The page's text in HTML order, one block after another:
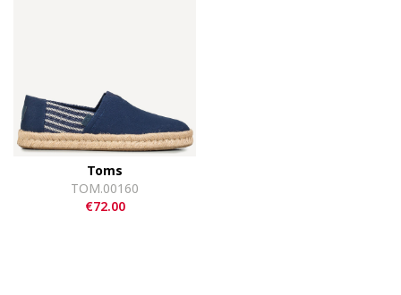
Toms
TOM.00160
€72.00